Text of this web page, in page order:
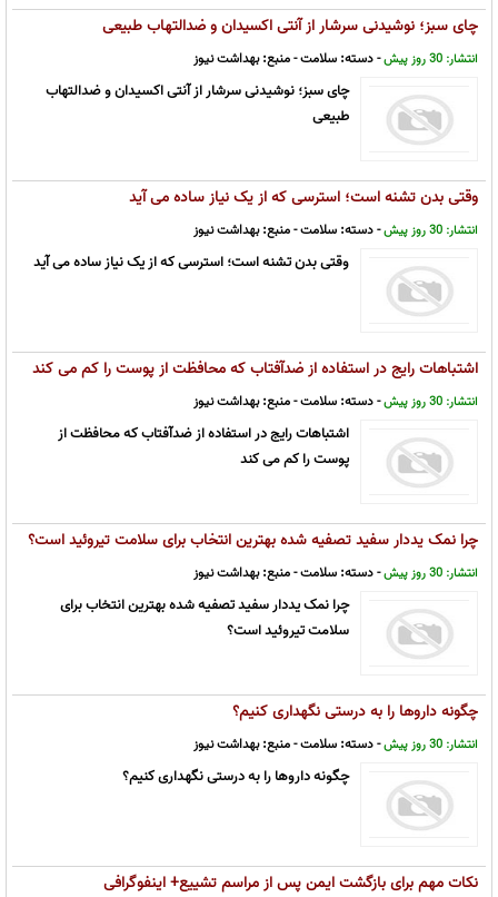
چای سبز؛ نوشیدنی سرشار از آنتی اکسیدان و ضدالتهاب طبیعی
انتشار: 30 روز پیش - دسته: سلامت- منبع:بهداشت نیوز
چای سبز؛ نوشیدنی سرشار از آنتی اکسیدان و ضدالتهاب
طبیعی
وقتی بدن تشنه است؛ استرسی که از یک نیاز ساده می آید
انتشار: 30 روز پیش - دسته: سلامت- منبع:بهداشت نیوز
وقتی بدن تشنه است؛ استرسی که از یک نیاز ساده می آید
اشتباهات رایج در استفاده از ضدآفتاب که محافظت از پوست را کم می کند
انتشار: 30 روز پیش - دسته: سلامت- منبع:بهداشت نیوز
اشتباهات رایج در استفاده از ضدآفتاب که محافظت از
پوست را کم می کند
چرا نمک یددار سفید تصفیه شده بهترین انتخاب برای سلامت تیروئید است؟
انتشار: 30 روز پیش - دسته: سلامت- منبع:بهداشت نیوز
چرا نمک یددار سفید تصفیه شده بهترین انتخاب برای
سلامت تیروئید است؟
چگونه داروها را به درستی نگهداری کنیم؟
انتشار: 30 روز پیش - دسته: سلامت- منبع:بهداشت نیوز
چگونه داروها را به درستی نگهداری کنیم؟
نکات مهم برای بازگشت ایمن پس از مراسم تشییع+ اینفوگرافی